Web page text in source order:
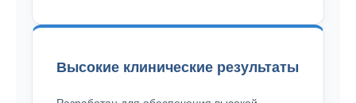
Высокие клинические результаты